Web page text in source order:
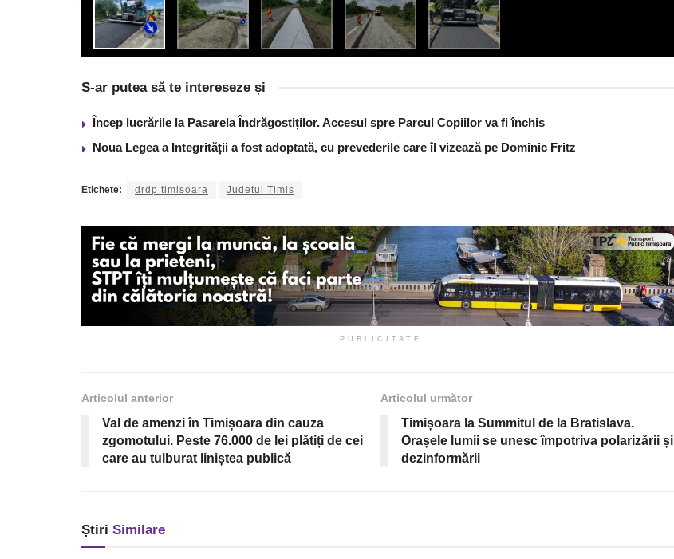
S-ar putea să te intereseze și
Încep lucrările la Pasarela Îndrăgostiților. Accesul spre Parcul Copiilor va fi închis
Noua Legea a Integrității a fost adoptată, cu prevederile care îl vizează pe Dominic Fritz
Etichete: drdp timisoara Judetul Timis
PUBLICITATE
Articolul anterior
Val de amenzi în Timișoara din cauza
zgomotului. Peste 76.000 de lei plătiți de cei
care au tulburat liniștea publică
Articolul următor
Timișoara la Summitul de la Bratislava.
Orașele lumii se unesc împotriva polarizării și
dezinformării
Știri Similare